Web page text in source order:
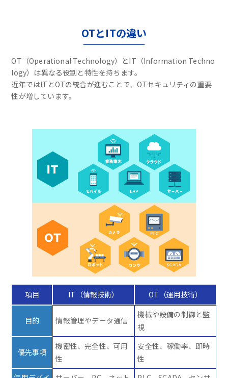
OTとITの違い
OT（Operational Technology）とIT（Information Techno
logy）は異なる役割と特性を持ちます。
近年ではITとOTの統合が進むことで、OTセキュリティの重要
性が増しています。
項目 IT（情報技術） OT（運用技術）
目的 情報管理やデータ通信
機械や設備の制御と監
視
優先事項
機密性、完全性、可用
性
安全性、稼働率、即時
性